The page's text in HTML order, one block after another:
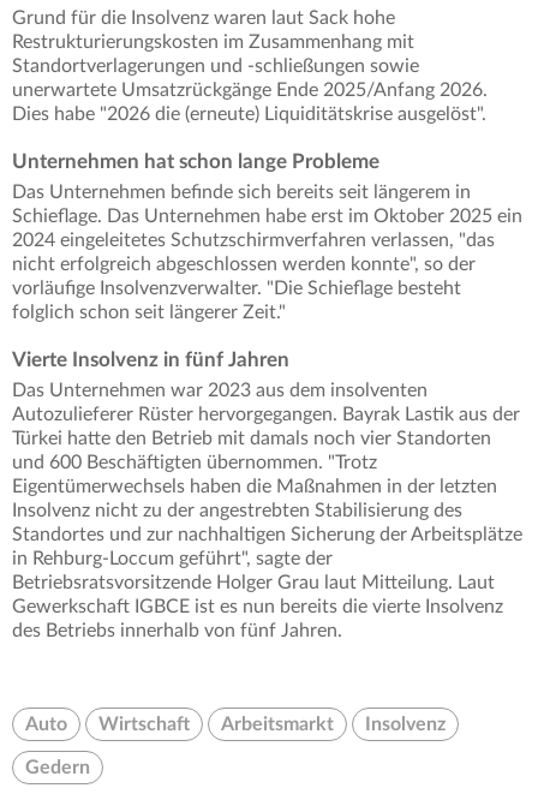
Grund für die Insolvenz waren laut Sack hohe
Restrukturierungskosten im Zusammenhang mit
Standortverlagerungen und -schließungen sowie
unerwartete Umsatzrückgänge Ende 2025/Anfang 2026.
Dies habe "2026 die (erneute) Liquiditätskrise ausgelöst".
Unternehmen hat schon lange Probleme
Das Unternehmen befinde sich bereits seit längerem in
Schieflage. Das Unternehmen habe erst im Oktober 2025 ein
2024 eingeleitetes Schutzschirmverfahren verlassen, "das
nicht erfolgreich abgeschlossen werden konnte", so der
vorläufige Insolvenzverwalter. "Die Schieflage besteht
folglich schon seit längerer Zeit."
Vierte Insolvenz in fünf Jahren
Das Unternehmen war 2023 aus dem insolventen
Autozulieferer Rüster hervorgegangen. Bayrak Lastik aus der
Türkei hatte den Betrieb mit damals noch vier Standorten
und 600 Beschäftigten übernommen. "Trotz
Eigentümerwechsels haben die Maßnahmen in der letzten
Insolvenz nicht zu der angestrebten Stabilisierung des
Standortes und zur nachhaltigen Sicherung der Arbeitsplätze
in Rehburg-Loccum geführt", sagte der
Betriebsratsvorsitzende Holger Grau laut Mitteilung. Laut
Gewerkschaft IGBCE ist es nun bereits die vierte Insolvenz
des Betriebs innerhalb von fünf Jahren.
Auto Wirtschaft Arbeitsmarkt Insolvenz
Gedern